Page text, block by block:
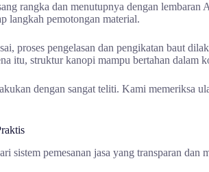
rangka dan menutupnya dengan
langkah pemotongan material.
proses pengelasan dan pengikatan baut
itu, struktur kanopi mampu bertahan dalam
dengan sangat teliti. Kami memeriksa
sistem pemesanan jasa yang transparan